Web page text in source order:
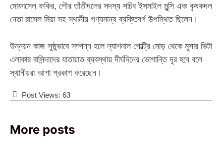
মোফাসেল ফকির, পৌর তাঁতীদলের সদস্য সচিব ইসমাইল মুন্সি এবং কৃষকদল
নেতা রাসেল মিয়া সহ স্থানীয় গণ্যমান্য ব্যক্তিবর্গ উপস্থিত ছিলেন।
‎​উন্নয়ন কাজ সুষ্ঠুভাবে সম্পন্ন হলে ন্যাশনাল পোল্ট্রি মোড় থেকে মুসার ভিটা
এলাকার বাসিন্দাদের যাতায়াত ব্যবস্থায় দীর্ঘদিনের ভোগান্তি দূর হবে বলে
স্থানীয়রা আশা প্রকাশ করেছেন।
Post Views: 63
More posts